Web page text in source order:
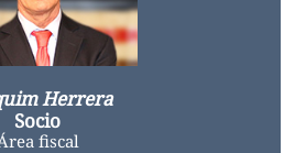
Herrera
Socio
fiscal